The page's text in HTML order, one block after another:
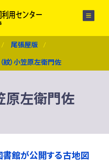
尾張屋版
紋）小笠原左衛門佐
原左衛門佐
書館が公開する古地図